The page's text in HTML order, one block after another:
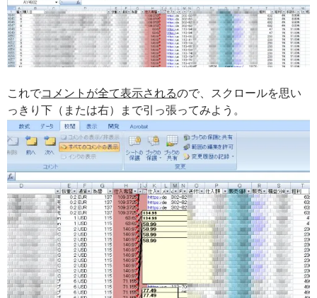
これでコメントが全て表示されるので、スクロールを思い
っきり下（または右）まで引っ張ってみよう。